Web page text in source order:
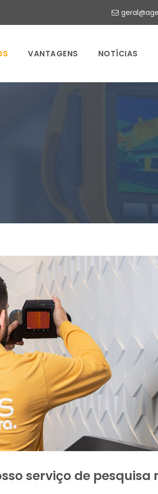
VANTAGENS NOTÍCIAS
serviço de